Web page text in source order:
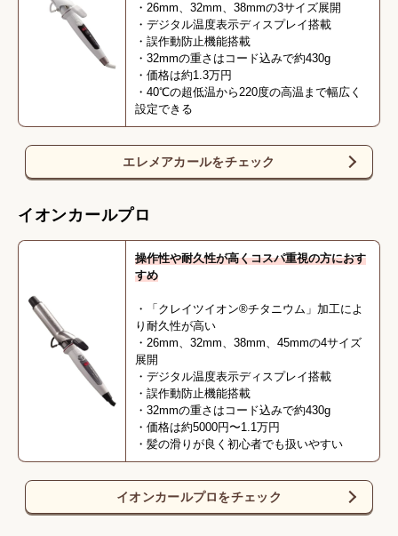
・26mm、32mm、38mmの3サイズ展開
・デジタル温度表示ディスプレイ搭載
・誤作動防止機能搭載
・32mmの重さはコード込みで約430g
・価格は約1.3万円
・40℃の超低温から220度の高温まで幅広く
設定できる
エレメアカールをチェック
イオンカールプロ
操作性や耐久性が高くコスパ重視の方におす
すめ
・「クレイツイオン®チタニウム」加工によ
り耐久性が高い
・26mm、32mm、38mm、45mmの4サイズ
展開
・デジタル温度表示ディスプレイ搭載
・誤作動防止機能搭載
・32mmの重さはコード込みで約430g
・価格は約5000円〜1.1万円
・髪の滑りが良く初心者でも扱いやすい
イオンカールプロをチェック